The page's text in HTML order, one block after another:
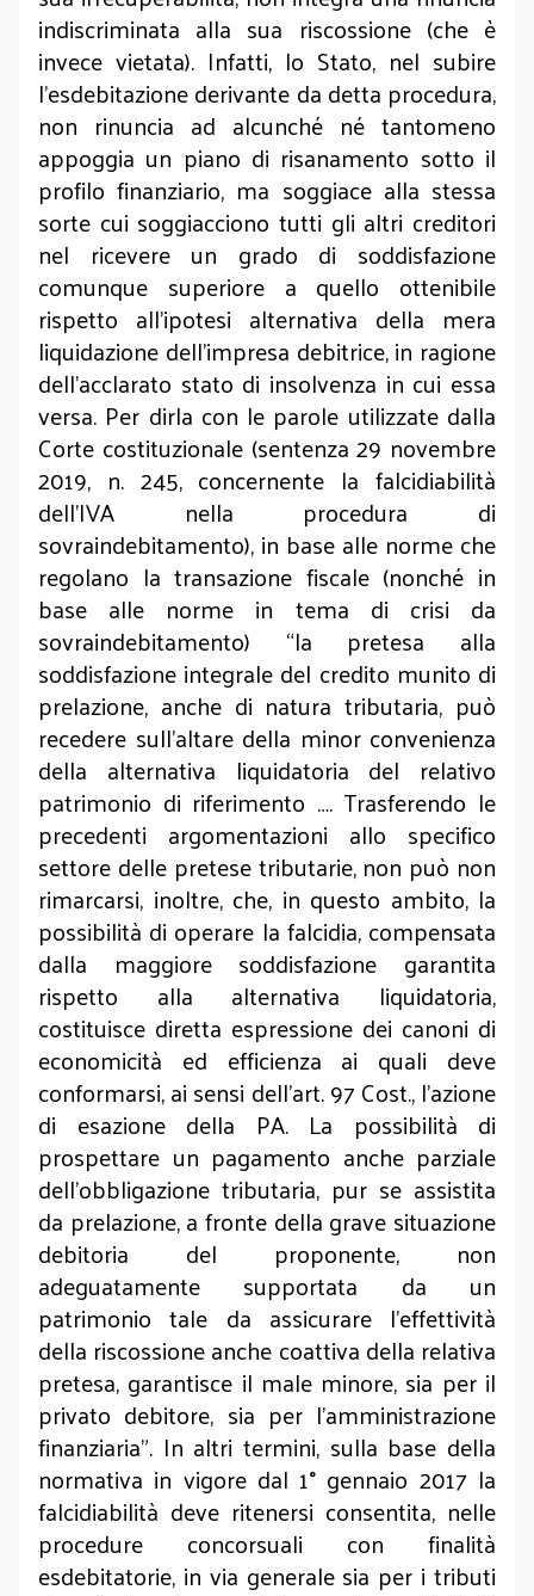
indiscriminata alla sua riscossione (che è
invece vietata). Infatti, lo Stato, nel subire
l’esdebitazione derivante da detta procedura,
non rinuncia ad alcunché né tantomeno
appoggia un piano di risanamento sotto il
profilo finanziario, ma soggiace alla stessa
sorte cui soggiacciono tutti gli altri creditori
nel ricevere un grado di soddisfazione
comunque superiore a quello ottenibile
rispetto all’ipotesi alternativa della mera
liquidazione dell’impresa debitrice, in ragione
dell’acclarato stato di insolvenza in cui essa
versa. Per dirla con le parole utilizzate dalla
Corte costituzionale (sentenza 29 novembre
2019, n. 245, concernente la falcidiabilità
dell’IVA nella procedura di
sovraindebitamento), in base alle norme che
regolano la transazione fiscale (nonché in
base alle norme in tema di crisi da
sovraindebitamento) “la pretesa alla
soddisfazione integrale del credito munito di
prelazione, anche di natura tributaria, può
recedere sull’altare della minor convenienza
della alternativa liquidatoria del relativo
patrimonio di riferimento …. Trasferendo le
precedenti argomentazioni allo specifico
settore delle pretese tributarie, non può non
rimarcarsi, inoltre, che, in questo ambito, la
possibilità di operare la falcidia, compensata
dalla maggiore soddisfazione garantita
rispetto alla alternativa liquidatoria,
costituisce diretta espressione dei canoni di
economicità ed efficienza ai quali deve
conformarsi, ai sensi dell’art. 97 Cost., l’azione
di esazione della PA. La possibilità di
prospettare un pagamento anche parziale
dell’obbligazione tributaria, pur se assistita
da prelazione, a fronte della grave situazione
debitoria del proponente, non
adeguatamente supportata da un
patrimonio tale da assicurare l’effettività
della riscossione anche coattiva della relativa
pretesa, garantisce il male minore, sia per il
privato debitore, sia per l’amministrazione
finanziaria”. In altri termini, sulla base della
normativa in vigore dal 1° gennaio 2017 la
falcidiabilità deve ritenersi consentita, nelle
procedure concorsuali con finalità
esdebitatorie, in via generale sia per i tributi